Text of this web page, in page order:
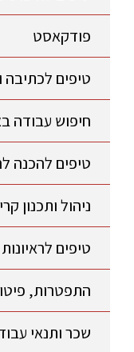
פודקאסט
טיפים לכתיבה
חיפוש עבודה
טיפים להכנה
ניהול ותכנון
טיפים
התפטרות,
שכר ותנאי